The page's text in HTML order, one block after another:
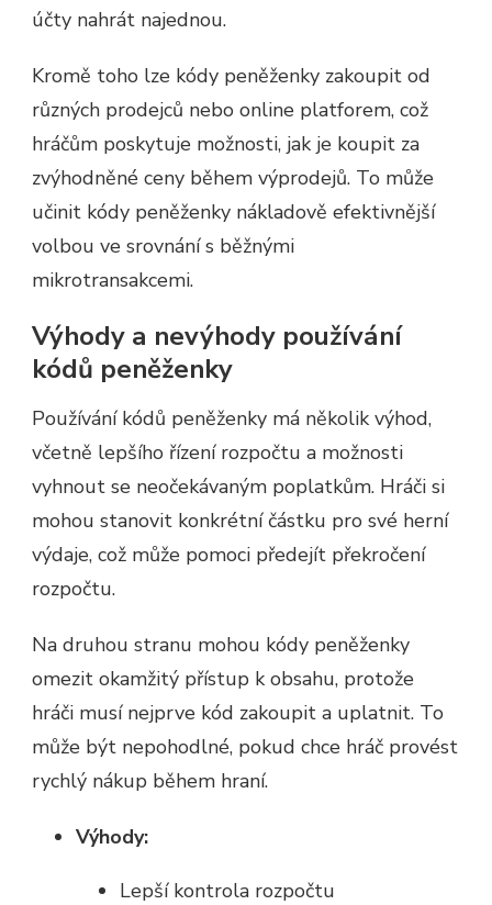
účty nahrát najednou.
Kromě toho lze kódy peněženky zakoupit od
různých prodejců nebo online platforem, což
hráčům poskytuje možnosti, jak je koupit za
zvýhodněné ceny během výprodejů. To může
učinit kódy peněženky nákladově efektivnější
volbou ve srovnání s běžnými
mikrotransakcemi.
Výhody a nevýhody používání
kódů peněženky
Používání kódů peněženky má několik výhod,
včetně lepšího řízení rozpočtu a možnosti
vyhnout se neočekávaným poplatkům. Hráči si
mohou stanovit konkrétní částku pro své herní
výdaje, což může pomoci předejít překročení
rozpočtu.
Na druhou stranu mohou kódy peněženky
omezit okamžitý přístup k obsahu, protože
hráči musí nejprve kód zakoupit a uplatnit. To
může být nepohodlné, pokud chce hráč provést
rychlý nákup během hraní.
Výhody:
Lepší kontrola rozpočtu